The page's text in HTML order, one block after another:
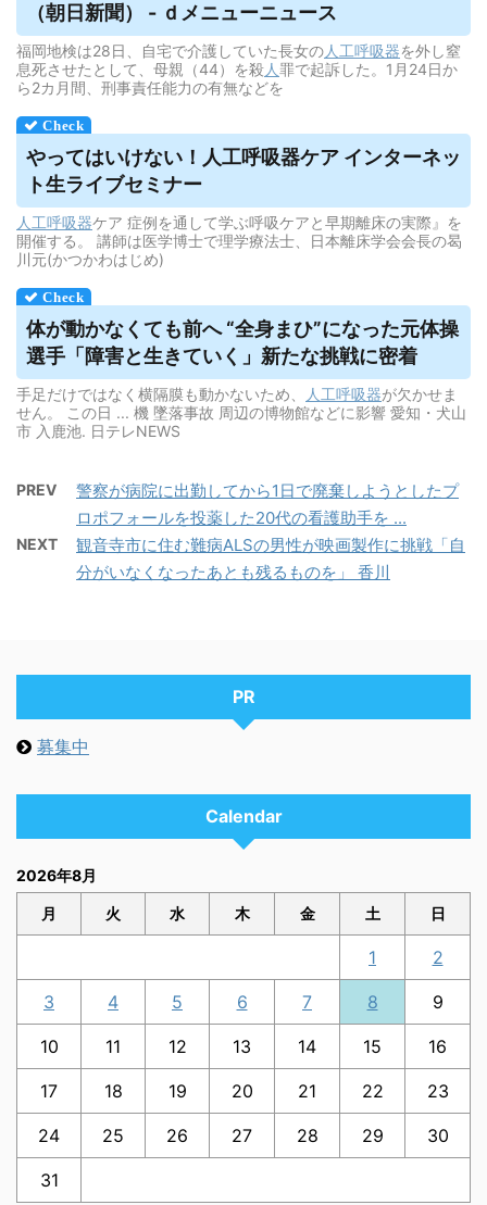
（朝日新聞） - ｄメニューニュース
福岡地検は28日、自宅で介護していた長女の人工呼吸器を外し窒
息死させたとして、母親（44）を殺人罪で起訴した。1月24日か
ら2カ月間、刑事責任能力の有無などを
やってはいけない！ 人工呼吸器ケア インターネッ
ト生ライブセミナー
人工呼吸器ケア 症例を通して学ぶ呼吸ケアと早期離床の実際』を
開催する。 講師は医学博士で理学療法士、日本離床学会会長の曷
川元(かつかわはじめ)
体が動かなくても前へ “全身まひ”になった元体操
選手「障害と生きていく」新たな挑戦に密着
手足だけではなく横隔膜も動かないため、 人工呼吸器が欠かせま
せん。 この日 ... 機 墜落事故 周辺の博物館などに影響 愛知・犬山
市 入鹿池. 日テレNEWS
PREV
警察が病院に出勤してから1日で廃棄しようとしたプ
ロポフォールを投薬した20代の看護助手を ...
NEXT
観音寺市に住む難病ALSの男性が映画製作に挑戦「自
分がいなくなったあとも残るものを」 香川
PR
募集中
Calendar
2026年8月
月 火 水 木 金 土 日
1 2
3 4 5 6 7 8 9
10 11 12 13 14 15 16
17 18 19 20 21 22 23
24 25 26 27 28 29 30
31